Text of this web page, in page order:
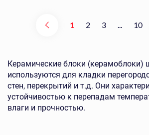
1 2 3 ... 10
Керамические блоки (керамоблоки)
используются для кладки
стен, перекрытий и т.д. Они
устойчивостью к перепадам
влаги и прочностью.